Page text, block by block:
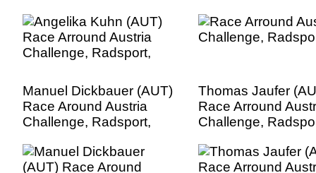
Manuel Dickbauer (AUT)
Race Around Austria
Challenge, Radsport,
Thomas Jaufer
Race Arround
Challenge,